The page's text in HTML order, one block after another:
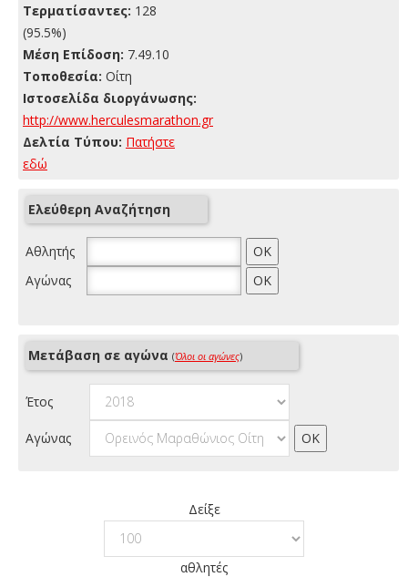
Τερματίσαντες: 128
(95.5%)
Μέση Επίδοση: 7.49.10
Τοποθεσία: Οίτη
Ιστοσελίδα διοργάνωσης:
http://www.herculesmarathon.gr
Δελτία Τύπου: Πατήστε
εδώ
Ελεύθερη Αναζήτηση
Αθλητής
Αγώνας
Μετάβαση σε αγώνα (Όλοι οι αγώνες)
Έτος
Αγώνας
Δείξε
αθλητές